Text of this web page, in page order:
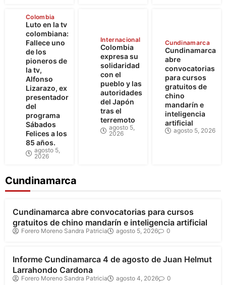
Colombia
Luto en la tv
colombiana:
Fallece uno
de los
pioneros de
la tv,
Alfonso
Lizarazo, ex
presentador
del
programa
Sábados
Felices a los
85 años.
agosto 5,
2026
Internacional
Colombia
expresa su
solidaridad
con el
pueblo y las
autoridades
del Japón
tras el
terremoto
agosto 5,
2026
Cundinamarca
Cundinamarca
abre
convocatorias
para cursos
gratuitos de
chino
mandarín e
inteligencia
artificial
agosto 5, 2026
Cundinamarca
Cundinamarca
Cundinamarca abre convocatorias para cursos
gratuitos de chino mandarín e inteligencia artificial
Forero Moreno Sandra Patricia agosto 5, 2026 0
Cundinamarca
Informe Cundinamarca 4 de agosto de Juan Helmut
Larrahondo Cardona
Forero Moreno Sandra Patricia agosto 4, 2026 0
Cundinamarca